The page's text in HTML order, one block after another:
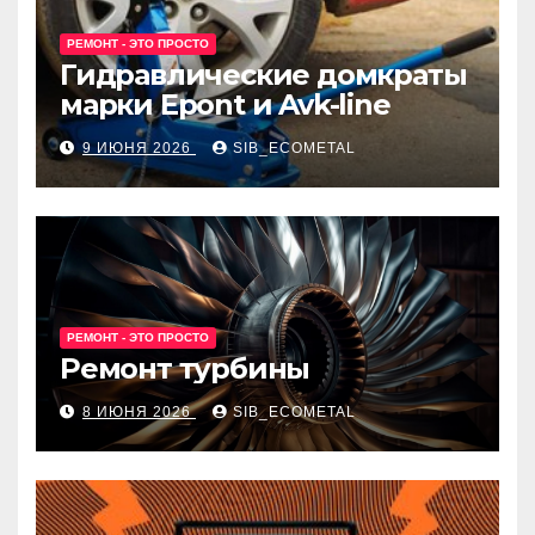
РЕМОНТ - ЭТО ПРОСТО
Гидравлические домкраты
марки Epont и Avk-line
9 ИЮНЯ 2026 SIB_ECOMETAL
РЕМОНТ - ЭТО ПРОСТО
Ремонт турбины
8 ИЮНЯ 2026 SIB_ECOMETAL